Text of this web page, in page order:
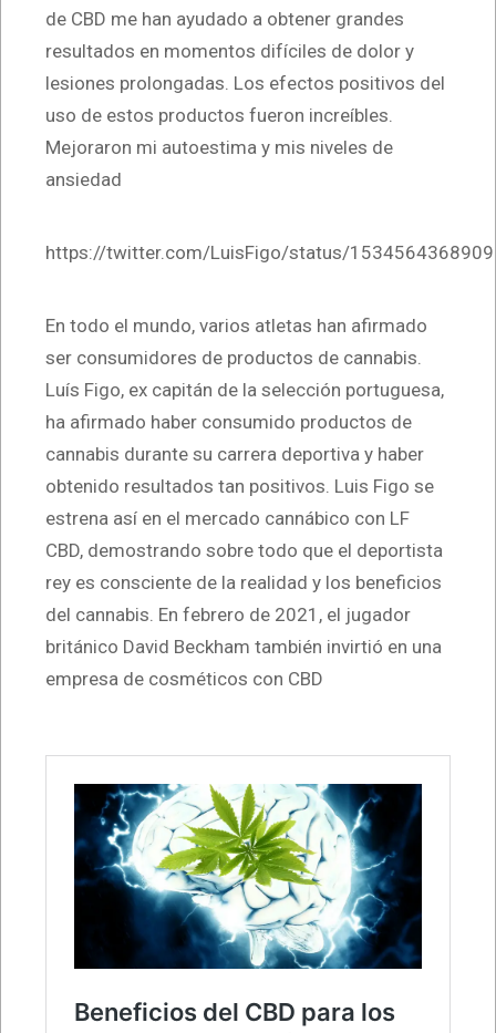
de CBD me han ayudado a obtener grandes
resultados en momentos difíciles de dolor y
lesiones prolongadas. Los efectos positivos del
uso de estos productos fueron increíbles.
Mejoraron mi autoestima y mis niveles de
ansiedad
https://twitter.com/LuisFigo/status/
En todo el mundo, varios atletas han afirmado
ser consumidores de productos de cannabis.
Luís Figo, ex capitán de la selección portuguesa,
ha afirmado haber consumido productos de
cannabis durante su carrera deportiva y haber
obtenido resultados tan positivos. Luis Figo se
estrena así en el mercado cannábico con LF
CBD, demostrando sobre todo que el deportista
rey es consciente de la realidad y los beneficios
del cannabis. En febrero de 2021, el jugador
británico David Beckham también invirtió en una
empresa de cosméticos con CBD